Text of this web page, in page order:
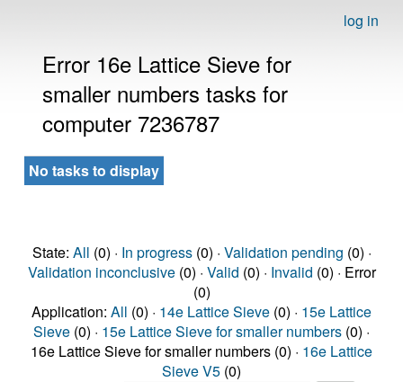
log in
Error 16e Lattice Sieve for
smaller numbers tasks for
computer 7236787
No tasks to display
State: All (0) · In progress(0) · Validation pending (0) ·
Validation inconclusive(0) · Valid (0) · Invalid (0) · Error
(0)
Application: All (0) · 14e Lattice Sieve (0) · 15e Lattice
Sieve (0) · 15e Lattice Sieve for smaller numbers (0) ·
16e Lattice Sieve for smaller numbers (0) · 16e Lattice
Sieve V5 (0)